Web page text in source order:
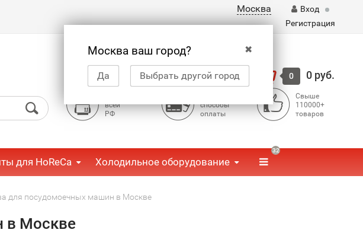
Москва
✖
Москва ваш город?
Да Выбрать другой город
Вход
Регистрация
Корзина 0 0 руб.
всей
РФ
способы
оплаты
Свыше
110000+
товаров
для HoReCa Холодильное оборудование
32
для посудомоечных машин в Москве
в Москве